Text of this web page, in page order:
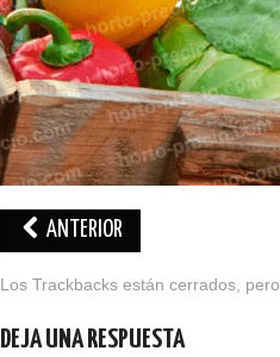
ANTERIOR
Los Trackbacks están cerrados,
DEJA UNA RESPUESTA